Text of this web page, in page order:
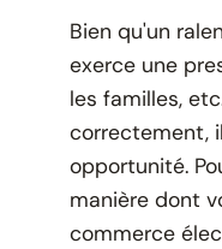
Bien qu'un
exerce une
les familles,
correctement,
opportunité.
manière dont
commerce